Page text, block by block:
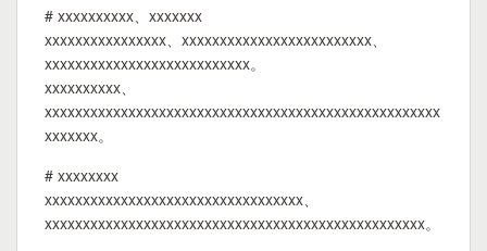
# xxxxxxxxxx、xxxxxxx
xxxxxxxxxxxxxxxx、xxxxxxxxxxxxxxxxxxxxxxxxx、
xxxxxxxxxxxxxxxxxxxxxxxxxxx。
xxxxxxxxxx、
xxxxxxxxxxxxxxxxxxxxxxxxxxxxxxxxxxxxxxxxxxxxxxxxxxxx
xxxxxxx。
# xxxxxxxx
xxxxxxxxxxxxxxxxxxxxxxxxxxxxxxxxxx、
xxxxxxxxxxxxxxxxxxxxxxxxxxxxxxxxxxxxxxxxxxxxxxxxxx。